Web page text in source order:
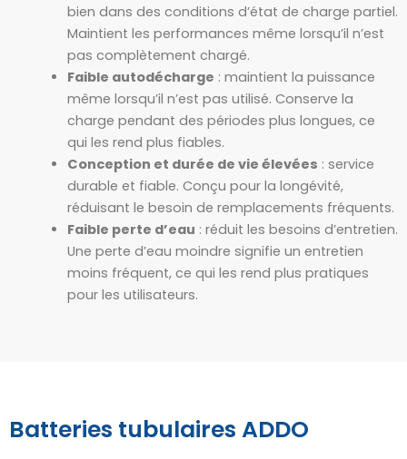
bien dans des conditions d’état de charge partiel.
Maintient les performances même lorsqu’il n’est
pas complètement chargé.
Faible autodécharge : maintient la puissance
même lorsqu’il n’est pas utilisé. Conserve la
charge pendant des périodes plus longues, ce
qui les rend plus fiables.
Conception et durée de vie élevées : service
durable et fiable. Conçu pour la longévité,
réduisant le besoin de remplacements fréquents.
Faible perte d’eau : réduit les besoins d’entretien.
Une perte d’eau moindre signifie un entretien
moins fréquent, ce qui les rend plus pratiques
pour les utilisateurs.
Batteries tubulaires ADDO